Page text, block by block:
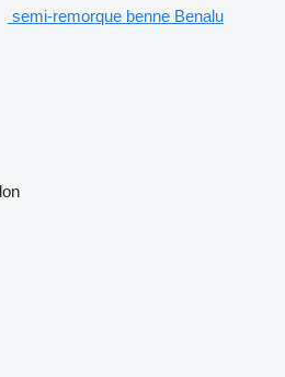
semi-remorque benne Benalu